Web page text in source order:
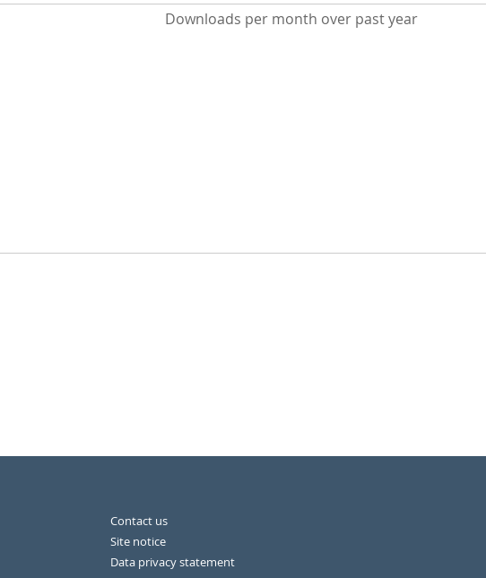
Downloads per month over past year
Contact us
Site notice
Data privacy statement